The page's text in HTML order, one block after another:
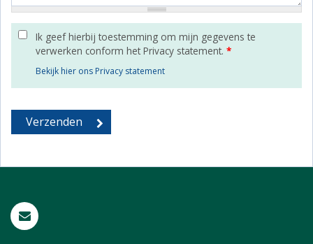
Ik geef hierbij toestemming om mijn gegevens te
verwerken conform het Privacy statement. *
Bekijk hier ons Privacy statement